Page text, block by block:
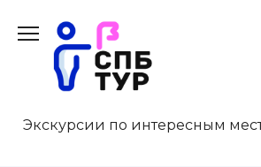
содержанию
Экскурсии по интересным